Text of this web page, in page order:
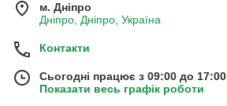
м. Дніпро
Дніпро, Дніпро, Україна
Контакти
Сьогодні працює з 09:00 до 17:00
Показати весь графік роботи